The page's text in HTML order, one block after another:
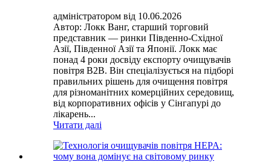
адміністратором від 10.06.2026
Автор: Локк Ванг, старший торговий
представник — ринки Південно-Східної
Азії, Південної Азії та Японії. Локк має
понад 4 роки досвіду експорту очищувачів
повітря B2B. Він спеціалізується на підборі
правильних рішень для очищення повітря
для різноманітних комерційних середовищ,
від корпоративних офісів у Сінгапурі до
лікарень...
Читати далі